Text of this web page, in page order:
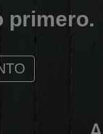
primero.